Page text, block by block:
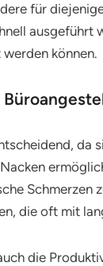
für
ausgeführt
können.
da
Schmerzen
die oft mit
die